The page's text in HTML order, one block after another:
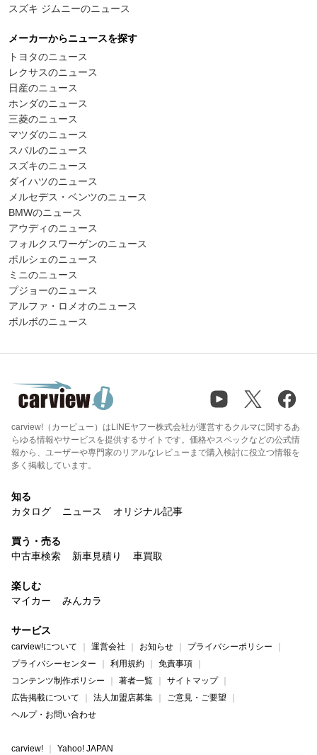
スズキ ジムニーのニュース
メーカーからニュースを探す
トヨタのニュース
レクサスのニュース
日産のニュース
ホンダのニュース
三菱のニュース
マツダのニュース
スバルのニュース
スズキのニュース
ダイハツのニュース
メルセデス・ベンツのニュース
BMWのニュース
アウディのニュース
フォルクスワーゲンのニュース
ポルシェのニュース
ミニのニュース
プジョーのニュース
アルファ・ロメオのニュース
ボルボのニュース
carview!（カービュー）はLINEヤフー株式会社が運営するクルマに関するあ
らゆる情報やサービスを提供するサイトです。価格やスペックなどの公式情
報から、ユーザーや専門家のリアルなレビューまで購入検討に役立つ情報を
多く掲載しています。
知る
カタログ
ニュース オリジナル記事
買う・売る
中古車検索
新車見積り 車買取
楽しむ
マイカー
みんカラ
サービス
carview!について 運営会社 お知らせ
プライバシーポリシー
プライバシーセンター
利用規約
免責事項
コンテンツ制作ポリシー
著者一覧
サイトマップ
広告掲載について
法人加盟店募集
ご意見・ご要望
ヘルプ・お問い合わせ
carview! Yahoo! JAPAN